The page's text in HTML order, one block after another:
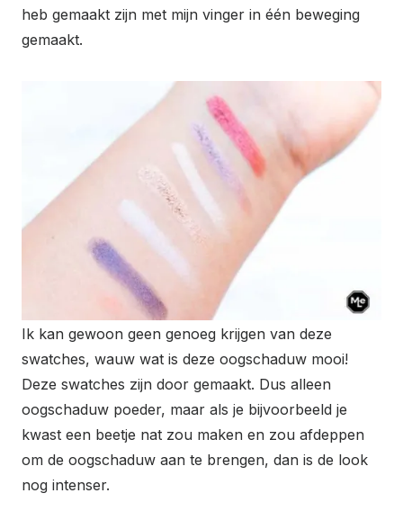
heb gemaakt zijn met mijn vinger in één beweging
gemaakt.
Ik kan gewoon geen genoeg krijgen van deze
swatches, wauw wat is deze oogschaduw mooi!
Deze swatches zijn door gemaakt. Dus alleen
oogschaduw poeder, maar als je bijvoorbeeld je
kwast een beetje nat zou maken en zou afdeppen
om de oogschaduw aan te brengen, dan is de look
nog intenser.